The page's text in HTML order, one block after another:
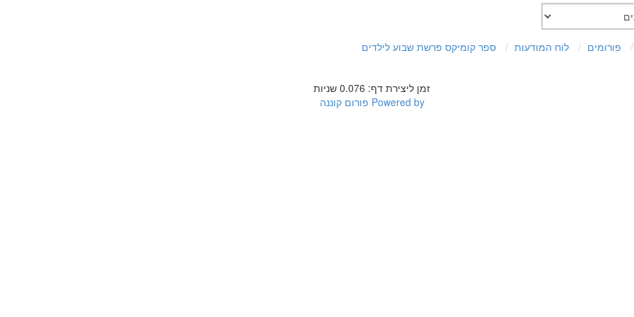
פורומים לוח המודעות ספר קומיקס פרשת שבוע לילדים
זמן ליצירת דף: 0.076 שניות
Powered by פורום קוננה